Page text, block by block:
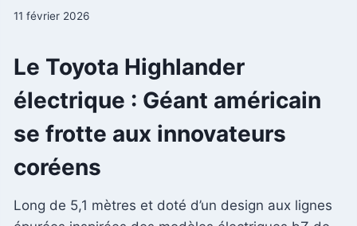
11 février 2026
Le Toyota Highlander
électrique : Géant américain
se frotte aux innovateurs
coréens
Long de 5,1 mètres et doté d’un design aux lignes